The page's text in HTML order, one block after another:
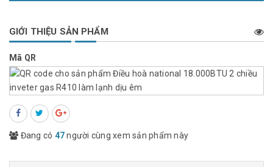
GIỚI THIỆU SẢN PHẨM
Mã QR
Đang có 47người cùng xem sản phẩm này